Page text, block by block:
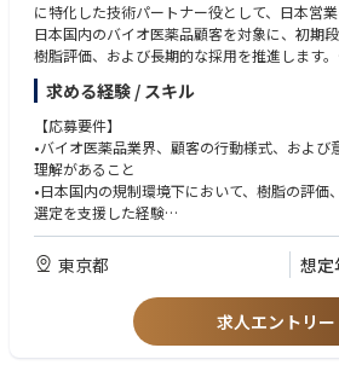
グローバルメディカル機能リーダーと連携し
ムリーな実行を確保
プロセス、ツール、テンプレート（例：役割
主要マイルストーンの計画と進捗管理、メデ
を実施
インフラ改善イニシアティブ（例：業務、技
製品に関する世界中の関連拠点との会議内容
MSLマネージャーを監督・指導し、KOLの特
のレビューを通じたカスタマイズされたエン
維持を促進
MSLパフォーマンスの報告要件を管理し、
に特化した技術パートナー役として、日本営
日本国内のバイオ医薬品顧客を対象に、初期
樹脂評価、および長期的な採用を推進します。
この役割では、日本の顧客との深い関わり、
件、意思決定プロセスへの確実な対応、
そして研究開発、プロセス開発、製造の各組
係を構築する能力が重視されます。
FASは、現地の顧客プラットフォームやパイプ
し、日本におけるピュロライトの技術的信頼
強化する上で、極めて重要な役割を果たします
求める経験 / スキル
【応募要件】
•バイオ医薬品業界、顧客の行動様式、および
理解があること
•日本国内の規制環境下において、樹脂の評価
選定を支援した経験
•実験室、パイロット、製造スケールにわたる
験。
•日本国内における顧客対応の技術職（FAS、
テクニカルコンサルタントなど）での経験。
東京都 想定
求人エントリー